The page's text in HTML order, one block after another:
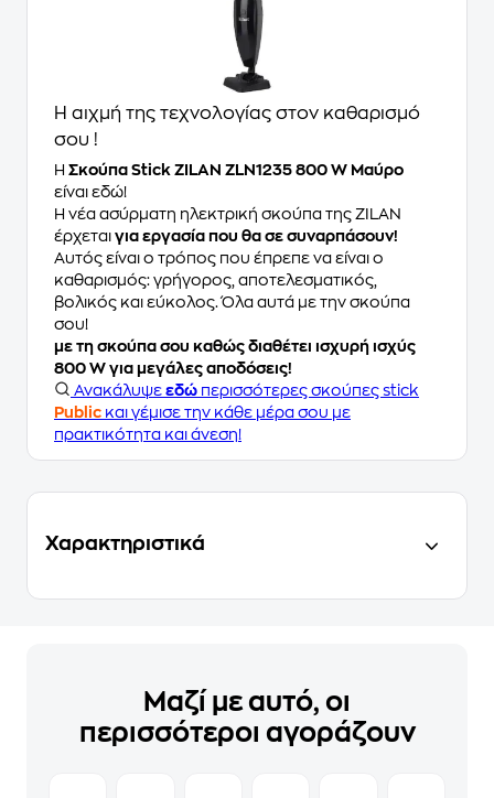
Η αιχμή της τεχνολογίας στον καθαρισμό
σου !
Η Σκούπα Stick ZILAN ZLN1235 800 W Μαύρο
είναι εδώ!
Η νέα ασύρματη ηλεκτρική σκούπα της ZILAN
έρχεται για εργασία που θα σε συναρπάσουν!
Αυτός είναι ο τρόπος που έπρεπε να είναι ο
καθαρισμός: γρήγορος, αποτελεσματικός,
βολικός και εύκολος. Όλα αυτά με την σκούπα
σου!
με τη σκούπα σου καθώς διαθέτει ισχυρή ισχύς
800 W για μεγάλες αποδόσεις!
Ανακάλυψε εδώ περισσότερες σκούπες stick
Public και γέμισε την κάθε μέρα σου με
πρακτικότητα και άνεση!
Χαρακτηριστικά
Μαζί με αυτό, οι
περισσότεροι αγοράζουν